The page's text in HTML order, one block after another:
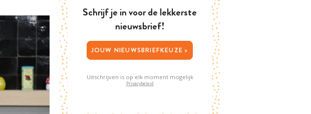
Schrijf je in voor de lekkerste
nieuwsbrief!
JOUW NIEUWSBRIEFKEUZE >
Uitschrijven is op elk moment mogelijk
Privacybeleid